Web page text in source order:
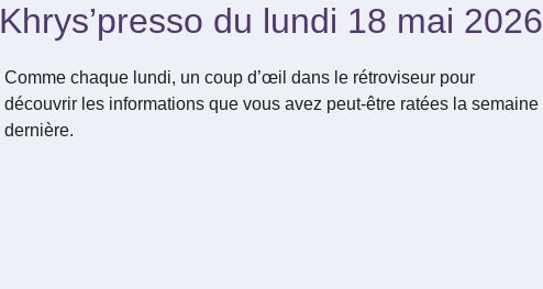
Khrys’presso du lundi 18 mai 2026
Comme chaque lundi, un coup d’œil dans le rétroviseur pour
découvrir les informations que vous avez peut-être ratées la semaine
dernière.